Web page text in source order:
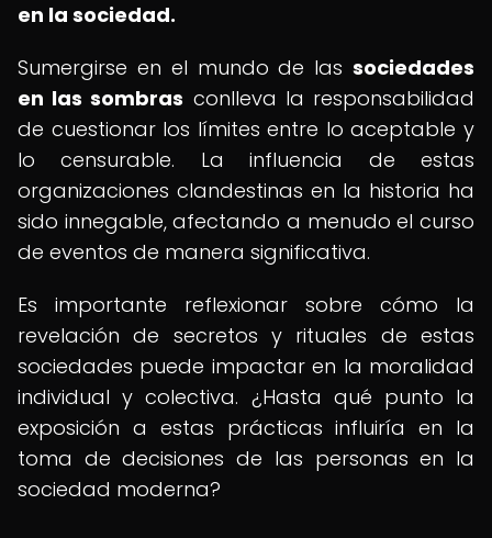
en la sociedad.
Sumergirse en el mundo de las sociedades
en las sombras conlleva la responsabilidad
de cuestionar los límites entre lo aceptable y
lo censurable. La influencia de estas
organizaciones clandestinas en la historia ha
sido innegable, afectando a menudo el curso
de eventos de manera significativa.
Es importante reflexionar sobre cómo la
revelación de secretos y rituales de estas
sociedades puede impactar en la moralidad
individual y colectiva. ¿Hasta qué punto la
exposición a estas prácticas influiría en la
toma de decisiones de las personas en la
sociedad moderna?